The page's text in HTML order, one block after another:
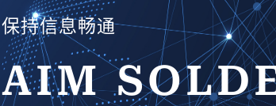
保持信息畅通
AIM